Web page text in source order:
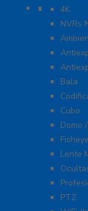
4K
NVRs
Bala
Cubo
Domo
Lente
PTZ